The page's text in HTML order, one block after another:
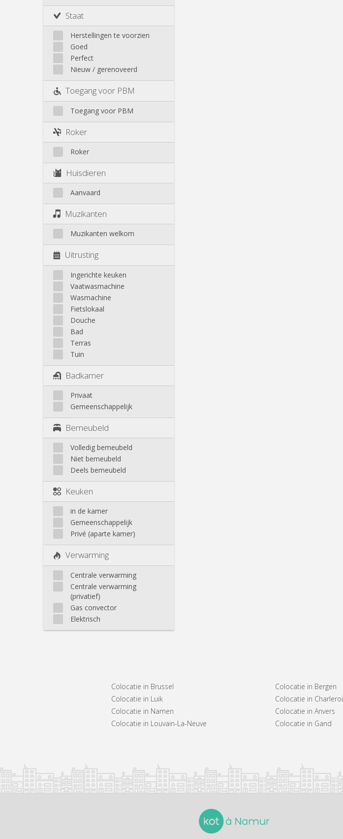
Staat
Herstellingen te voorzien
Goed
Perfect
Nieuw / gerenoveerd
Toegang voor PBM
Toegang voor PBM
Roker
Roker
Huisdieren
Aanvaard
Muzikanten
Muzikanten welkom
Uitrusting
Ingerichte keuken
Vaatwasmachine
Wasmachine
Fietslokaal
Douche
Bad
Terras
Tuin
Badkamer
Privaat
Gemeenschappelijk
Bemeubeld
Volledig bemeubeld
Niet bemeubeld
Deels bemeubeld
Keuken
in de kamer
Gemeenschappelijk
Privé (aparte kamer)
Verwarming
Centrale verwarming
Centrale verwarming
(privatief)
Gas convector
Elektrisch
Colocatie in Brussel
Colocatie in Luik
Colocatie in Namen
Colocatie in Louvain-La-Neuve
Colocatie in Bergen
Colocatie in Charleroi
Colocatie in Anvers
Colocatie in Gand